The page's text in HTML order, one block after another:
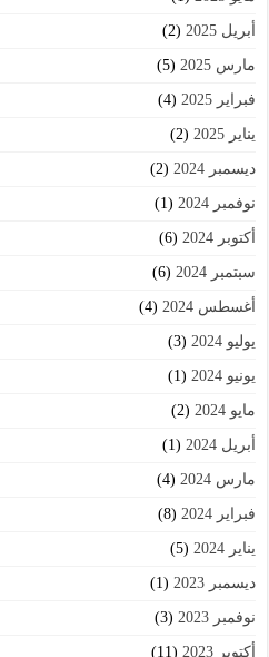
أبريل 2025 (2)
مارس 2025 (5)
فبراير 2025 (4)
يناير 2025 (2)
ديسمبر 2024 (2)
نوفمبر 2024 (1)
أكتوبر 2024 (6)
سبتمبر 2024 (6)
أغسطس 2024 (4)
يوليو 2024 (3)
يونيو 2024 (1)
مايو 2024 (2)
أبريل 2024 (1)
مارس 2024 (4)
فبراير 2024 (8)
يناير 2024 (5)
ديسمبر 2023 (1)
نوفمبر 2023 (3)
أكتوبر 2023 (11)